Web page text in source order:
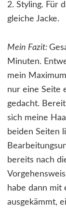
2. Styling. Für
gleiche Jacke.
Mein Fazit:
Minuten.
mein
nur eine Seite
gedacht.
sich meine
beiden Seiten
bereits nach
habe dann mit
ausgekämmt,